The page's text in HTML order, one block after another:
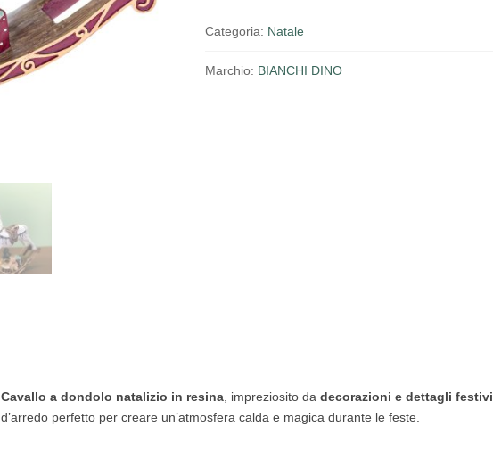
Categoria: Natale
Marchio: BIANCHI DINO
Cavallo a dondolo natalizio in resina , impreziosito dadecorazioni e dettagli festivi
d’arredo perfetto per creare un’atmosfera calda e magica durante le feste.